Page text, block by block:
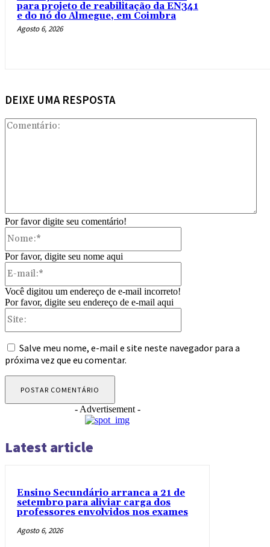
para projeto de reabilitação da EN341
e do nó do Almegue, em Coimbra
Agosto 6, 2026
DEIXE UMA RESPOSTA
Por favor digite seu comentário!
Por favor, digite seu nome aqui
Você digitou um endereço de e-mail incorreto!
Por favor, digite seu endereço de e-mail aqui
Salve meu nome, e-mail e site neste navegador para a
próxima vez que eu comentar.
- Advertisement -
Latest article
Ensino Secundário arranca a 21 de
setembro para aliviar carga dos
professores envolvidos nos exames
Agosto 6, 2026